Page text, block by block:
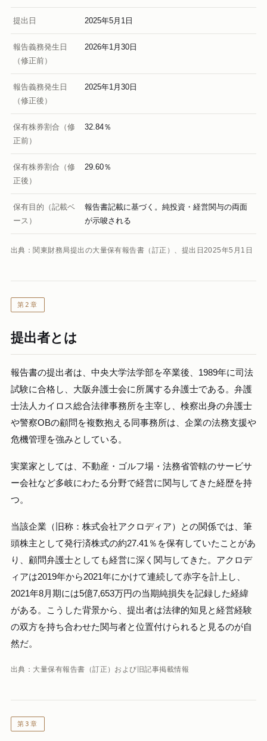
提出日 2025年5月1日
報告義務発生日
（修正前）
2026年1月30日
報告義務発生日
（修正後）
2025年1月30日
保有株券割合（修
正前）
32.84％
保有株券割合（修
正後）
29.60％
保有目的（記載ベ
ース）
報告書記載に基づく。純投資・経営関与の両面
が示唆される
出典：関東財務局提出の大量保有報告書（訂正）、提出日2025年5月1日
第2章
提出者とは
報告書の提出者は、中央大学法学部を卒業後、1989年に司法
試験に合格し、大阪弁護士会に所属する弁護士である。弁護
士法人カイロス総合法律事務所を主宰し、検察出身の弁護士
や警察OBの顧問を複数抱える同事務所は、企業の法務支援や
危機管理を強みとしている。
実業家としては、不動産・ゴルフ場・法務省管轄のサービサ
ー会社など多岐にわたる分野で経営に関与してきた経歴を持
つ。
当該企業（旧称：株式会社アクロディア）との関係では、筆
頭株主として発行済株式の約27.41％を保有していたことがあ
り、顧問弁護士としても経営に深く関与してきた。アクロデ
ィアは2019年から2021年にかけて連続して赤字を計上し、
2021年8月期には5億7,653万円の当期純損失を記録した経緯
がある。こうした背景から、提出者は法律的知見と経営経験
の双方を持ち合わせた関与者と位置付けられると見るのが自
然だ。
出典：大量保有報告書（訂正）および旧記事掲載情報
第3章